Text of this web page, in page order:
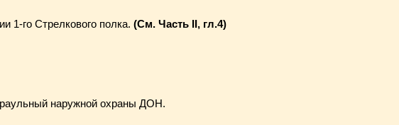
1-го Стрелкового полка. (См. Часть II, гл.4)
наружной охраны ДОН.